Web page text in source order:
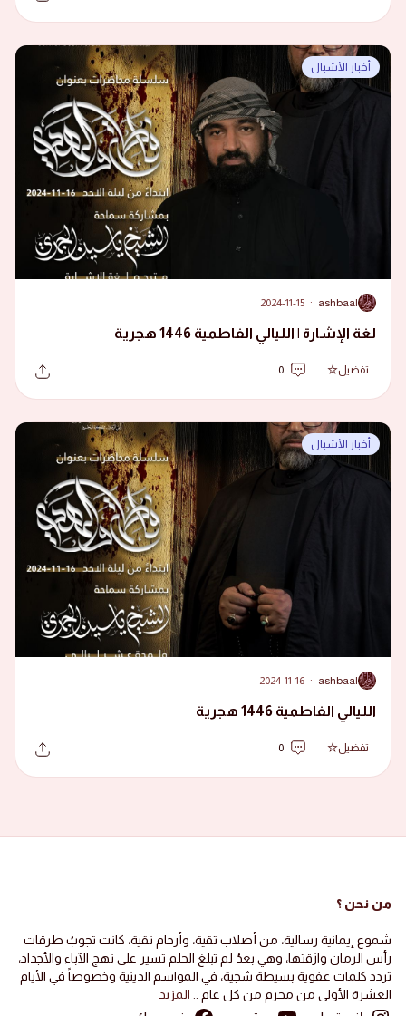
أخبار الأشبال
A
ashbaal
·
2024-11-15
لغة الإشارة | الليالي الفاطمية 1446 هجرية
تفضيل 0
أخبار الأشبال
A
ashbaal
·
2024-11-16
الليالي الفاطمية 1446 هجرية
تفضيل 0
من نحن ؟
شموع إيمانية رسالية، من أصلاب تقية، وأرحام نقية، كانت تجوبُ طرقات
رأس الرمان وازقتها، وهي بعدُ لم تبلغ الحلم تسير على نهج الآباء والأجداد،
تردد كلمات عفوية بسيطة شجية، في المواسم الدينية وخصوصاً في الأيام
العشرة الأولى من محرم من كل عام .. المزيد